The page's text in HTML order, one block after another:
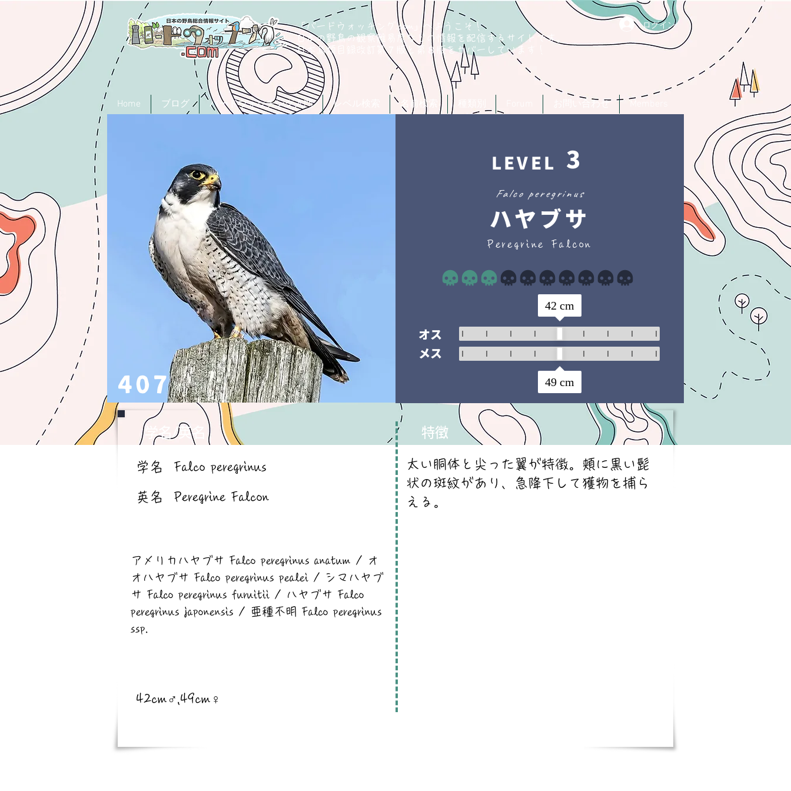
「バードウォッチング.com」へようこそ！
日本の野鳥の観察難易度などの情報を配信するサイトです。
​日本鳥類目録改訂第７版と第８版をカバーしています！
ログイン
Home ブログ バードウォッチング入門 レベル検索 名前検索 お問い合わせ
407
3
LEVEL
Falco peregrinus
ハヤブサ
Peregrine Falcon
平均評価 3 /5 まだ評価はありません
オス
メス
42 cm
49cm
学名/英名
学名 Falco peregrinus
英名 Peregrine Falcon
アメリカハヤブサ Falco peregrinus anatum / オ
オハヤブサ Falco peregrinus pealei / シマハヤブ
サ Falco peregrinus furuitii / ハヤブサ Falco
peregrinus japonensis / 亜種不明 Falco peregrinus
ssp.
42cm♂,49cm♀
特徴
太い胴体と尖った翼が特徴。頬に黒い髭
状の斑紋があり、急降下して獲物を捕ら
える。